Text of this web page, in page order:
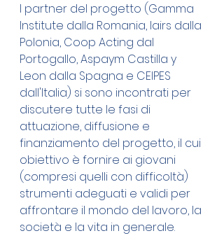
I partner del progetto (Gamma
Institute dalla Romania, Iairs dalla
Polonia, Coop Acting dal
Portogallo, Aspaym Castilla y
Leon dalla Spagna e CEIPES
dall'Italia) si sono incontrati per
discutere tutte le fasi di
attuazione, diffusione e
finanziamento del progetto, il cui
obiettivo è fornire ai giovani
(compresi quelli con difficoltà)
strumenti adeguati e validi per
affrontare il mondo del lavoro, la
società e la vita in generale.